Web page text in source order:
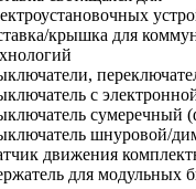
крышка для
с
сумеречный
шнуровой/
движения
для модульных